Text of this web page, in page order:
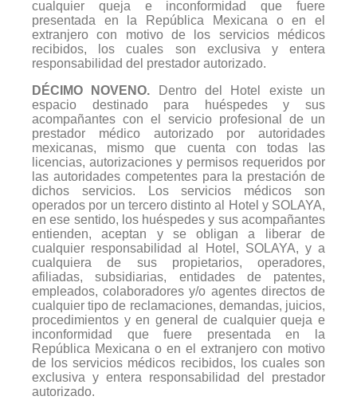
cualquier queja e inconformidad que fuere
presentada en la República Mexicana o en el
extranjero con motivo de los servicios médicos
recibidos, los cuales son exclusiva y entera
responsabilidad del prestador autorizado.
DÉCIMO NOVENO. Dentro del Hotel existe un
espacio destinado para huéspedes y sus
acompañantes con el servicio profesional de un
prestador médico autorizado por autoridades
mexicanas, mismo que cuenta con todas las
licencias, autorizaciones y permisos requeridos por
las autoridades competentes para la prestación de
dichos servicios. Los servicios médicos son
operados por un tercero distinto al Hotel y SOLAYA,
en ese sentido, los huéspedes y sus acompañantes
entienden, aceptan y se obligan a liberar de
cualquier responsabilidad al Hotel, SOLAYA, y a
cualquiera de sus propietarios, operadores,
afiliadas, subsidiarias, entidades de patentes,
empleados, colaboradores y/o agentes directos de
cualquier tipo de reclamaciones, demandas, juicios,
procedimientos y en general de cualquier queja e
inconformidad que fuere presentada en la
República Mexicana o en el extranjero con motivo
de los servicios médicos recibidos, los cuales son
exclusiva y entera responsabilidad del prestador
autorizado.